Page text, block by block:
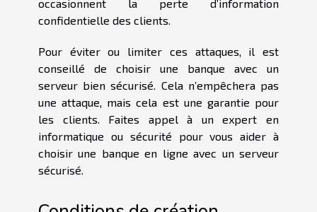
occasionnent la perte d’information
confidentielle des clients.
Pour éviter ou limiter ces attaques, il est
conseillé de choisir une banque avec un
serveur bien sécurisé. Cela n’empêchera pas
une attaque, mais cela est une garantie pour
les clients. Faites appel à un expert en
informatique ou sécurité pour vous aider à
choisir une banque en ligne avec un serveur
sécurisé.